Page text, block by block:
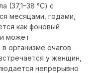
(37,1–38 °C) с
месяцами, годами,
как фоновый
и может
организме очагов
у женщин,
непрерывно